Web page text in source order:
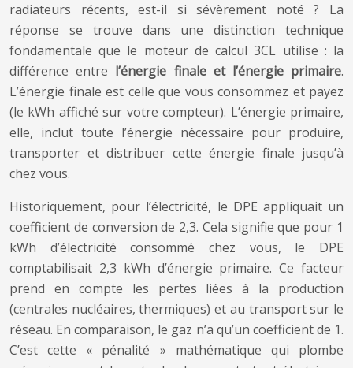
radiateurs récents, est-il si sévèrement noté ? La
réponse se trouve dans une distinction technique
fondamentale que le moteur de calcul 3CL utilise : la
différence entre l’énergie finale et l’énergie primaire.
L’énergie finale est celle que vous consommez et payez
(le kWh affiché sur votre compteur). L’énergie primaire,
elle, inclut toute l’énergie nécessaire pour produire,
transporter et distribuer cette énergie finale jusqu’à
chez vous.
Historiquement, pour l’électricité, le DPE appliquait un
coefficient de conversion de 2,3. Cela signifie que pour 1
kWh d’électricité consommé chez vous, le DPE
comptabilisait 2,3 kWh d’énergie primaire. Ce facteur
prend en compte les pertes liées à la production
(centrales nucléaires, thermiques) et au transport sur le
réseau. En comparaison, le gaz n’a qu’un coefficient de 1.
C’est cette « pénalité » mathématique qui plombe